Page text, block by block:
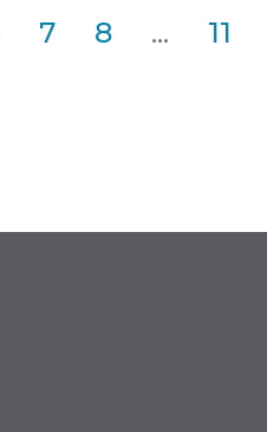
7 8 ... 11